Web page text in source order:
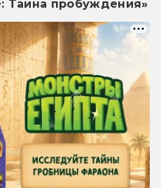
Тайна пробуждения»